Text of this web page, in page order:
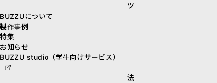
ツ
BUZZUについて
製作事例
特集
お知らせ
BUZZU studio（学生向けサービス）
法